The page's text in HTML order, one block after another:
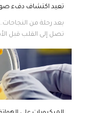
تعيد اكتشاف دفء
بعد رحلة من النجاحات..
تصل إلى القلب قبل